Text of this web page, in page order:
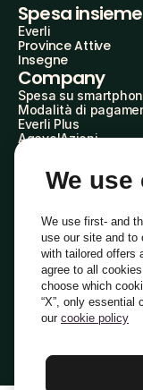
Spesa insieme
Everli
Province Attive
Insegne
Company
Spesa su
Modalità di
Everli Plus
AgevolAzioni
Everli Shoppers
Scopri chi
Domande frequenti
Lavora con noi
Diventa Shopper
Investitori
We
We use first- and
use our site and to
with tailored offers
agree to all
choose which
“X”, only essential
our cookie policy